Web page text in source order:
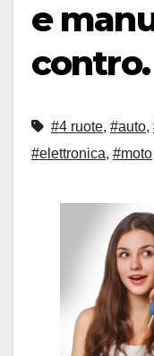
e
contro.
#4 ruote, #auto,
#elettronica, #moto